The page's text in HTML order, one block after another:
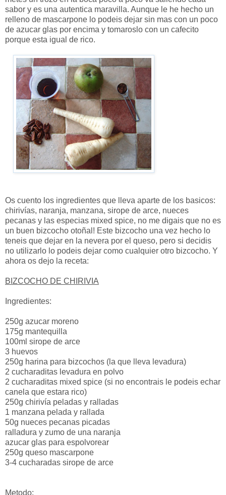
sabor y es una autentica maravilla. Aunque le he hecho un
relleno de mascarpone lo podeis dejar sin mas con un poco
de azucar glas por encima y tomaroslo con un cafecito
porque esta igual de rico.
Os cuento los ingredientes que lleva aparte de los basicos:
chirivías, naranja, manzana, sirope de arce, nueces
pecanas y las especias mixed spice, no me digais que no es
un buen bizcocho otoñal! Este bizcocho una vez hecho lo
teneis que dejar en la nevera por el queso, pero si decidis
no utilizarlo lo podeis dejar como cualquier otro bizcocho. Y
ahora os dejo la receta:
BIZCOCHO DE CHIRIVIA
Ingredientes:
250g azucar moreno
175g mantequilla
100ml sirope de arce
3 huevos
250g harina para bizcochos (la que lleva levadura)
2 cucharaditas levadura en polvo
2 cucharaditas mixed spice (si no encontrais le podeis echar
canela que estara rico)
250g chirivía peladas y ralladas
1 manzana pelada y rallada
50g nueces pecanas picadas
ralladura y zumo de una naranja
azucar glas para espolvorear
250g queso mascarpone
3-4 cucharadas sirope de arce
Metodo: